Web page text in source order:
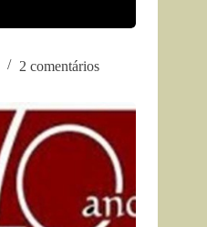
2 comentários